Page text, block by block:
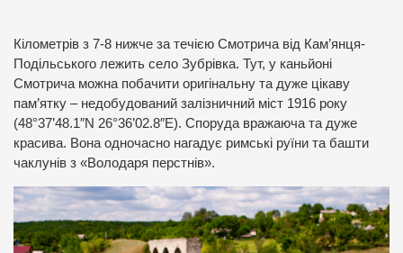
Кілометрів з 7-8 нижче за течією Смотрича від Кам’янця-
Подільського лежить село Зубрівка. Тут, у каньйоні
Смотрича можна побачити оригінальну та дуже цікаву
пам’ятку – недобудований залізничний міст 1916 року
(48°37’48.1″N 26°36’02.8″E). Споруда вражаюча та дуже
красива. Вона одночасно нагадує римські руїни та башти
чаклунів з «Володаря перстнів».